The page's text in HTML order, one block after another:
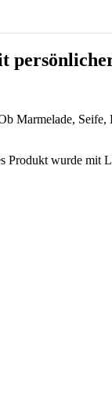
Produkt wurde mit